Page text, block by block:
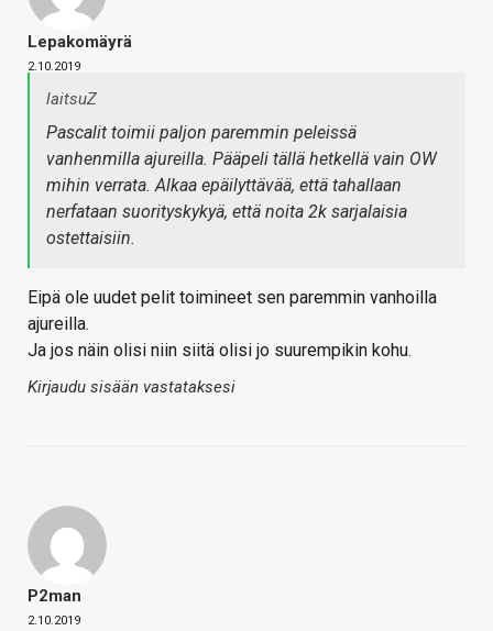
Lepakomäyrä
2.10.2019
laitsuZ
Pascalit toimii paljon paremmin peleissä
vanhenmilla ajureilla. Pääpeli tällä hetkellä vain OW
mihin verrata. Alkaa epäilyttävää, että tahallaan
nerfataan suorityskykyä, että noita 2k sarjalaisia
ostettaisiin.
Eipä ole uudet pelit toimineet sen paremmin vanhoilla
ajureilla.
Ja jos näin olisi niin siitä olisi jo suurempikin kohu.
Kirjaudu sisään vastataksesi
P2man
2.10.2019